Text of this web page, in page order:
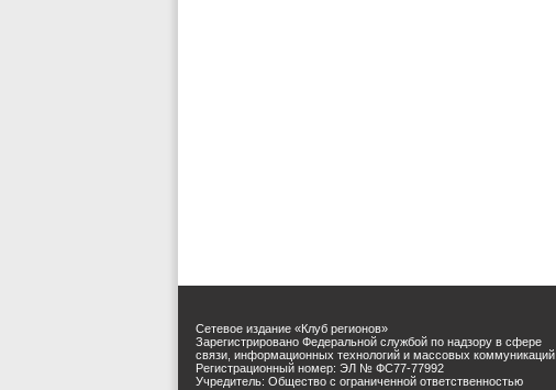
Сетевое издание «Клуб регионов»
Зарегистрировано Федеральной службой по надзору в сфере
связи, информационных технологий и массовых коммуникаций.
Регистрационный номер: ЭЛ № ФС77-77992
Учредитель: Общество с ограниченной ответственностью